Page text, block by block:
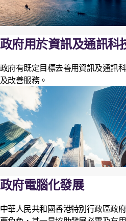
政府用於資訊及通訊科
政府有既定目標去善用資訊及通訊
及改善服務。
政府電腦化發展
中華人民共和國香港特別行政區政